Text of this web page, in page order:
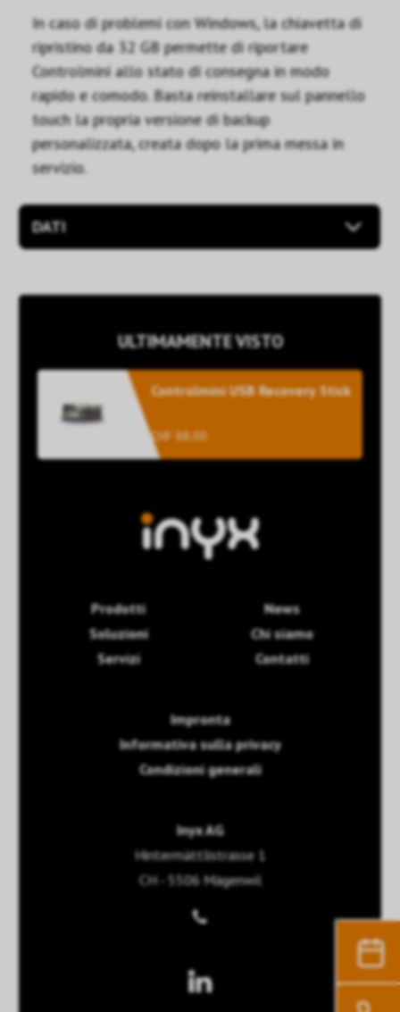
In caso di problemi con Windows, la chiavetta di
ripristino da 32 GB permette di riportare
Controlmini allo stato di consegna in modo
rapido e comodo. Basta reinstallare sul pannello
touch la propria versione di backup
personalizzata, creata dopo la prima messa in
servizio.
DATI
ULTIMAMENTE VISTO
Controlmini USB Recovery Stick
CHF 88.00
Prodotti
Soluzioni
Servizi
News
Chi siamo
Contatti
Impronta
Informativa sulla privacy
Condizioni generali
Inyx AG
Hintermättlistrasse 1
CH - 5506 Mägenwil